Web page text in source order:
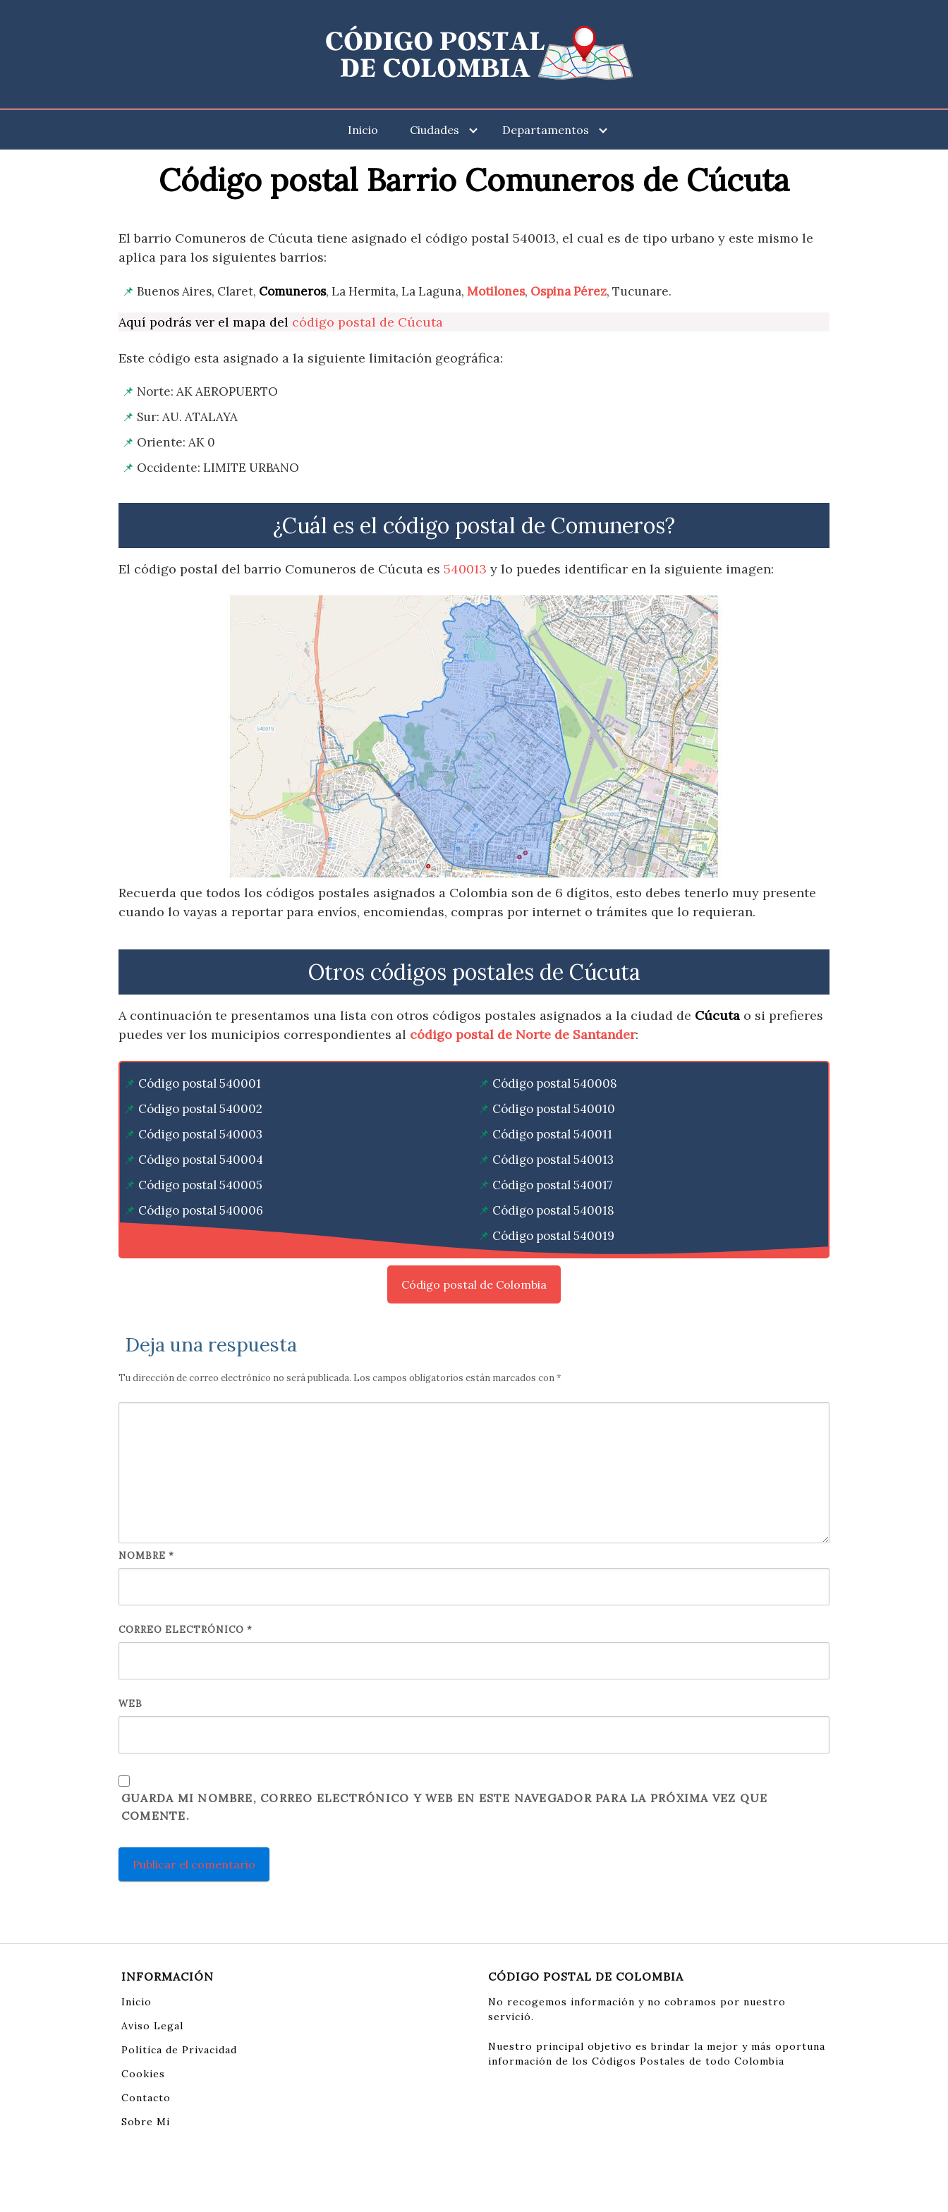
Inicio Ciudades Departamentos
Código postal Barrio Comuneros de Cúcuta
El barrio Comuneros de Cúcuta tiene asignado el código postal 540013, el cual es de tipo urbano y este mismo le
aplica para los siguientes barrios:
Buenos Aires, Claret, Comuneros, La Hermita, La Laguna, Motilones, Ospina Pérez, Tucunare.
Aquí podrás ver el mapa del código postal de Cúcuta
Este código esta asignado a la siguiente limitación geográfica:
Norte: AK AEROPUERTO
Sur: AU. ATALAYA
Oriente: AK 0
Occidente: LIMITE URBANO
¿Cuál es el código postal de Comuneros?
El código postal del barrio Comuneros de Cúcuta es 540013 y lo puedes identificar en la siguiente imagen:
Recuerda que todos los códigos postales asignados a Colombia son de 6 dígitos, esto debes tenerlo muy presente
cuando lo vayas a reportar para envíos, encomiendas, compras por internet o trámites que lo requieran.
Otros códigos postales de Cúcuta
A continuación te presentamos una lista con otros códigos postales asignados a la ciudad de Cúcuta o si prefieres
puedes ver los municipios correspondientes al código postal de Norte de Santander:
Código postal 540001
Código postal 540002
Código postal 540003
Código postal 540004
Código postal 540005
Código postal 540006
Código postal 540007
Código postal 540008
Código postal 540010
Código postal 540011
Código postal 540013
Código postal 540017
Código postal 540018
Código postal 540019
Código postal de Colombia
Deja una respuesta
Tu dirección de correo electrónico no será publicada. Los campos obligatorios están marcados con*
NOMBRE *
CORREO ELECTRÓNICO *
WEB
GUARDA MI NOMBRE, CORREO ELECTRÓNICO Y WEB EN ESTE NAVEGADOR PARA LA PRÓXIMA VEZ QUE
COMENTE.
INFORMACIÓN
Inicio
Aviso Legal
Política de Privacidad
Cookies
Contacto
Sobre Mi
CÓDIGO POSTAL DE COLOMBIA
No recogemos información y no cobramos por nuestro
servició.
Nuestro principal objetivo es brindar la mejor y más oportuna
información de los Códigos Postales de todo Colombia